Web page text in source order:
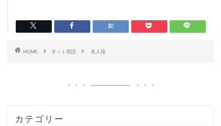
HOME ネット用語 名人様
カテゴリー